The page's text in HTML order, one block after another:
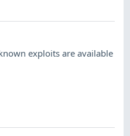
exploits are available